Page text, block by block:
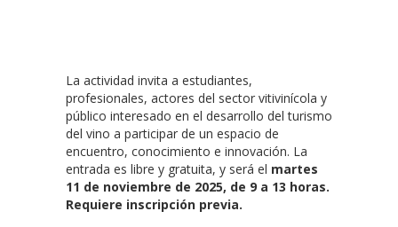
La actividad invita a estudiantes,
profesionales, actores del sector vitivinícola y
público interesado en el desarrollo del turismo
del vino a participar de un espacio de
encuentro, conocimiento e innovación. La
entrada es libre y gratuita, y será el martes
11 de noviembre de 2025, de 9 a 13 horas.
Requiere inscripción previa.